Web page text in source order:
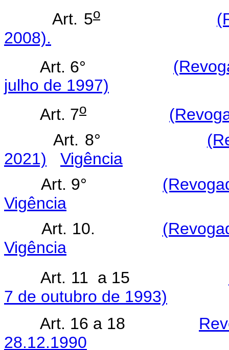
Art. 5o
2008).
Art. 6°
julho de 1997)
Art. 7o
Art. 8°
2021)
Vigência
Art. 9°
Vigência
Art. 10.
Vigência
Art. 11 a 15
7 de outubro de 1993)
Art. 16 a 18
28.12.1990